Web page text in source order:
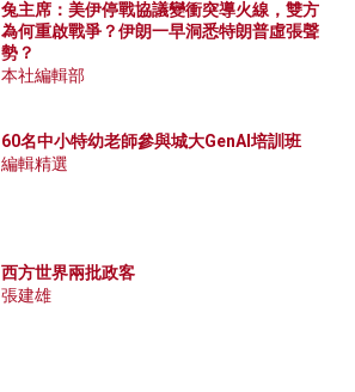
兔主席：美伊停戰協議變衝突導火線，雙方
為何重啟戰爭？伊朗一早洞悉特朗普虛張聲
勢？
本社編輯部
60名中小特幼老師參與城大GenAI培訓班
編輯精選
西方世界兩批政客
張建雄